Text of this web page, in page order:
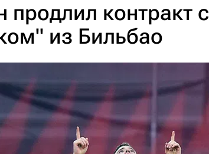
продлил контракт с
из Бильбао